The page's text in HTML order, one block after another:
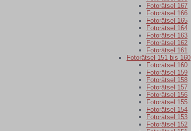
Fotorätsel 167
Fotorätsel 166
Fotorätsel 165
Fotorätsel 164
Fotorätsel 163
Fotorätsel 162
Fotorätsel 161
Fotorätsel 151 bis 160
Fotorätsel 160
Fotorätsel 159
Fotorätsel 158
Fotorätsel 157
Fotorätsel 156
Fotorätsel 155
Fotorätsel 154
Fotorätsel 153
Fotorätsel 152